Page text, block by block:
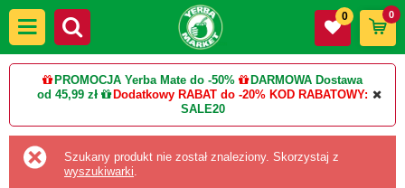
PROMOCJA Yerba Mate do -50%
DARMOWA Dostawa
od 45,99 zł
Dodatkowy RABAT do -20% KOD RABATOWY:
SALE20
0 0
Szukany produkt nie został znaleziony. Skorzystaj z
wyszukiwarki.